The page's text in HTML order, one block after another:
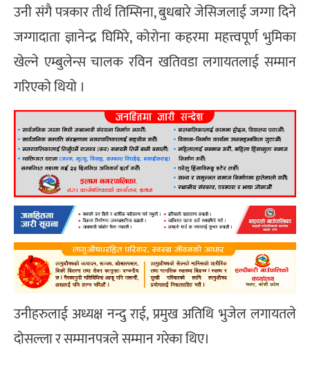
उनी संगै पत्रकार तीर्थ तिम्सिना, बुधबारे जेसिजलाई जग्गा दिने
जग्गादाता ज्ञानेन्द्र घिमिरे, कोरोना कहरमा महत्त्वपूर्ण भुमिका
खेल्ने एम्बुलेन्स चालक रविन खतिवडा लगायतलाई सम्मान
गरिएको थियो ।
उनीहरुलाई अध्यक्ष नन्दु राई, प्रमुख अतिथि भुजेल लगायतले
दोसल्ला र सम्मानपत्रले सम्मान गरेका थिए।